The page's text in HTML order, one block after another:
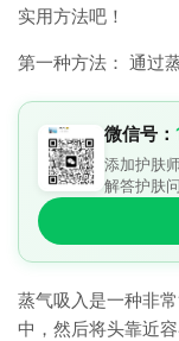
实用方法吧！
第一种方法： 通过
微信号：
添加护肤
解答护肤
蒸气吸入是一种非
中，然后将头靠近